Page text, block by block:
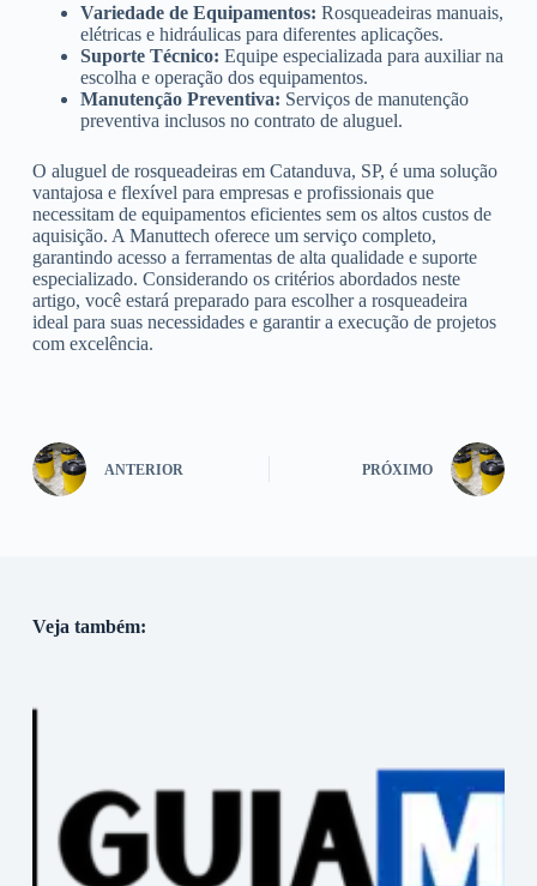
Variedade de Equipamentos: Rosqueadeiras manuais,
elétricas e hidráulicas para diferentes aplicações.
Suporte Técnico: Equipe especializada para auxiliar na
escolha e operação dos equipamentos.
Manutenção Preventiva: Serviços de manutenção
preventiva inclusos no contrato de aluguel.
O aluguel de rosqueadeiras em Catanduva, SP, é uma solução
vantajosa e flexível para empresas e profissionais que
necessitam de equipamentos eficientes sem os altos custos de
aquisição. A Manuttech oferece um serviço completo,
garantindo acesso a ferramentas de alta qualidade e suporte
especializado. Considerando os critérios abordados neste
artigo, você estará preparado para escolher a rosqueadeira
ideal para suas necessidades e garantir a execução de projetos
com excelência.
ANTERIOR PRÓXIMO
Veja também: